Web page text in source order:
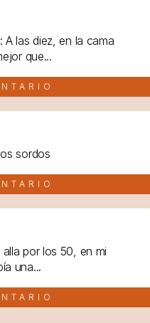
A las diez, en la cama
que...
sordos
por los 50, en mi
una...